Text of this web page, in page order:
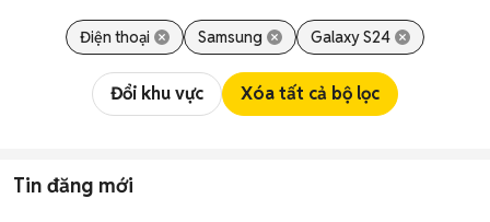
Điện thoại Samsung Galaxy S24
Đổi khu vực Xóa tất cả bộ lọc
Tin đăng mới